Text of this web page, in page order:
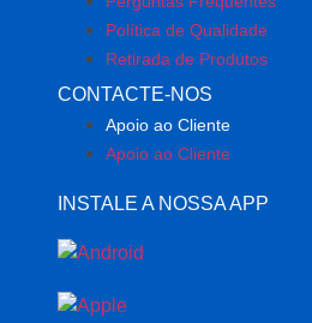
Política de Qualidade
Retirada de Produtos
CONTACTE-NOS
Apoio ao Cliente
Apoio ao Cliente
INSTALE A NOSSA APP